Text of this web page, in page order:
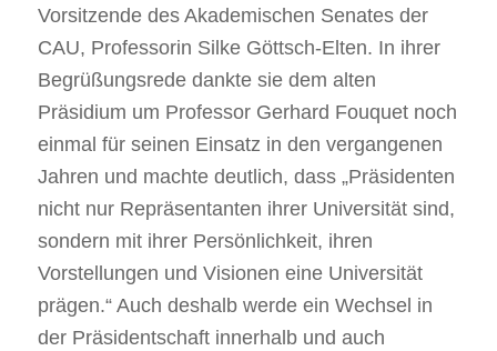
Vorsitzende des Akademischen Senates der
CAU, Professorin Silke Göttsch-Elten. In ihrer
Begrüßungsrede dankte sie dem alten
Präsidium um Professor Gerhard Fouquet noch
einmal für seinen Einsatz in den vergangenen
Jahren und machte deutlich, dass „Präsidenten
nicht nur Repräsentanten ihrer Universität sind,
sondern mit ihrer Persönlichkeit, ihren
Vorstellungen und Visionen eine Universität
prägen.“ Auch deshalb werde ein Wechsel in
der Präsidentschaft innerhalb und auch